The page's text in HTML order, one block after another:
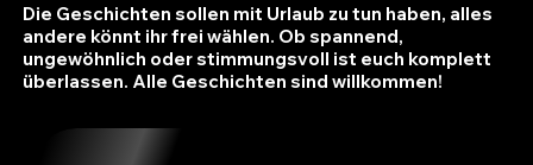
Die Geschichten sollen mit Urlaub zu tun haben, alles
andere könnt ihr frei wählen. Ob spannend,
ungewöhnlich oder stimmungsvoll ist euch komplett
überlassen. Alle Geschichten sind willkommen!